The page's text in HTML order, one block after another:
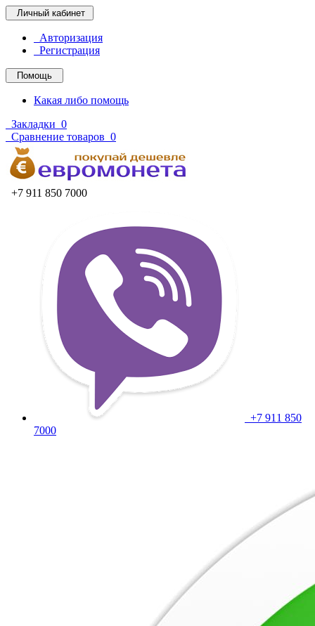
Личный кабинет
Авторизация
Регистрация
Помощь
Какая либо помощь
Закладки 0
Сравнение товаров 0
+7 911 850 7000
+7 911 850
7000